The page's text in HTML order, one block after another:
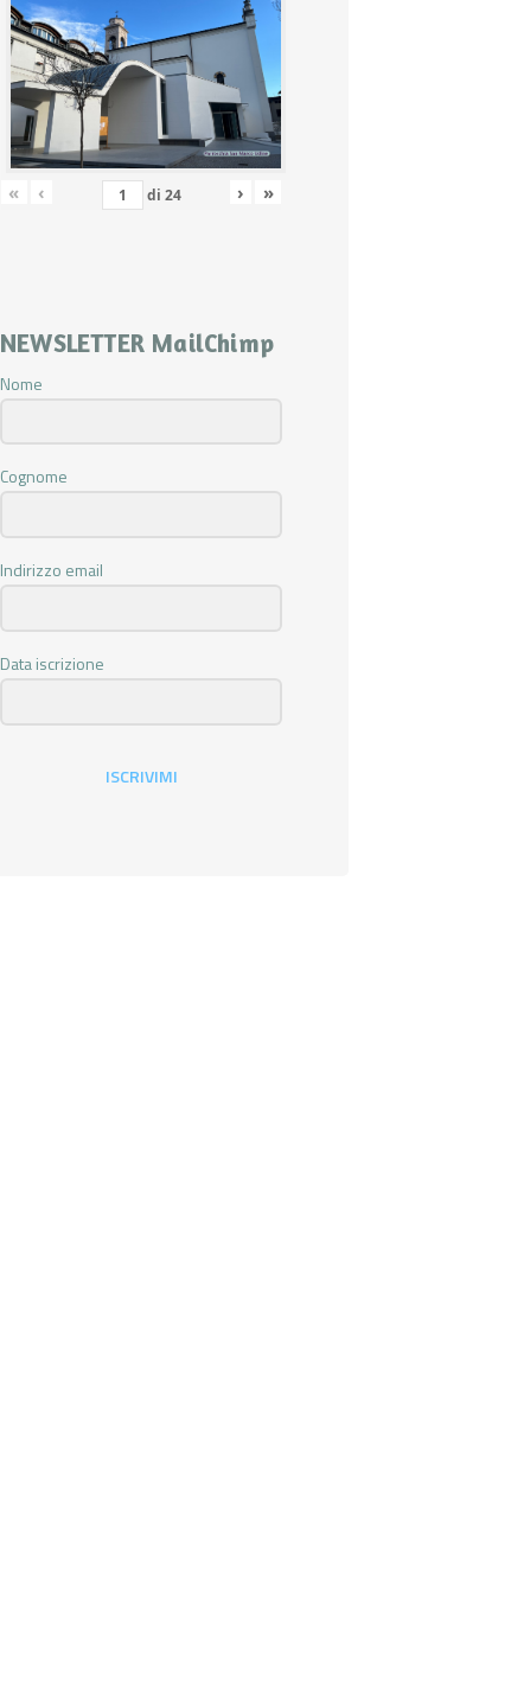
« ‹ di 24 › »
NEWSLETTER MailChimp
Nome
Cognome
Indirizzo email
Data iscrizione
ISCRIVIMI